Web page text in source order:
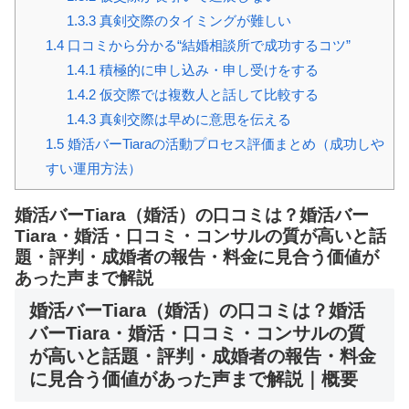
1.3.3真剣交際のタイミングが難しい
1.4口コミから分かる“結婚相談所で成功するコツ”
1.4.1 積極的に申し込み・申し受けをする
1.4.2仮交際では複数人と話して比較する
1.4.3真剣交際は早めに意思を伝える
1.5婚活バーTiaraの活動プロセス評価まとめ（成功しや
すい運用方法）
婚活バーTiara（婚活）の口コミは？婚活バー
Tiara・婚活・口コミ・コンサルの質が高いと話
題・評判・成婚者の報告・料金に見合う価値が
あった声まで解説
婚活バーTiara（婚活）の口コミは？婚活
バーTiara・婚活・口コミ・コンサルの質
が高いと話題・評判・成婚者の報告・料金
に見合う価値があった声まで解説｜概要